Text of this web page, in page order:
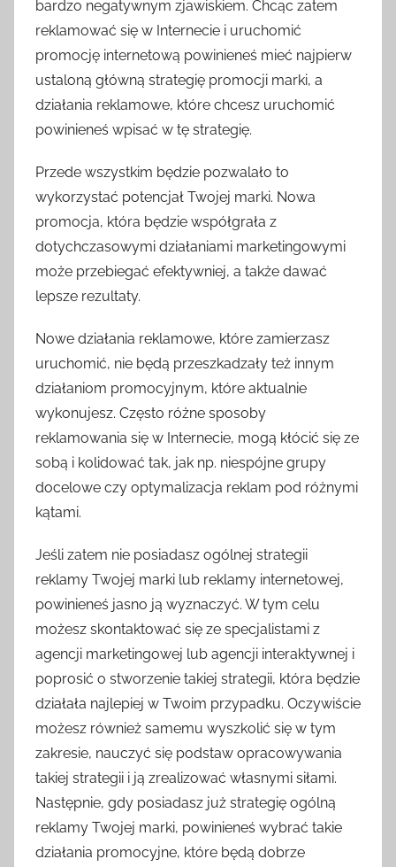
bardzo negatywnym zjawiskiem. Chcąc zatem
reklamować się w Internecie i uruchomić
promocję internetową powinieneś mieć najpierw
ustaloną główną strategię promocji marki, a
działania reklamowe, które chcesz uruchomić
powinieneś wpisać w tę strategię.
Przede wszystkim będzie pozwalało to
wykorzystać potencjał Twojej marki. Nowa
promocja, która będzie współgrała z
dotychczasowymi działaniami marketingowymi
może przebiegać efektywniej, a także dawać
lepsze rezultaty.
Nowe działania reklamowe, które zamierzasz
uruchomić, nie będą przeszkadzały też innym
działaniom promocyjnym, które aktualnie
wykonujesz. Często różne sposoby
reklamowania się w Internecie, mogą kłócić się ze
sobą i kolidować tak, jak np. niespójne grupy
docelowe czy optymalizacja reklam pod różnymi
kątami.
Jeśli zatem nie posiadasz ogólnej strategii
reklamy Twojej marki lub reklamy internetowej,
powinieneś jasno ją wyznaczyć. W tym celu
możesz skontaktować się ze specjalistami z
agencji marketingowej lub agencji interaktywnej i
poprosić o stworzenie takiej strategii, która będzie
działała najlepiej w Twoim przypadku. Oczywiście
możesz również samemu wyszkolić się w tym
zakresie, nauczyć się podstaw opracowywania
takiej strategii i ją zrealizować własnymi siłami.
Następnie, gdy posiadasz już strategię ogólną
reklamy Twojej marki, powinieneś wybrać takie
działania promocyjne, które będą dobrze